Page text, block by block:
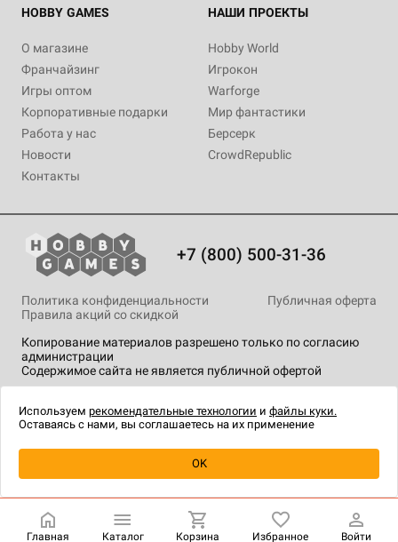
Купить| 1 490 ₽
HOBBY GAMES
О магазине
Франчайзинг
Игры оптом
Корпоративные подарки
Работа у нас
Новости
Контакты
НАШИ ПРОЕКТЫ
Hobby World
Игрокон
Warforge
Мир фантастики
Берсерк
CrowdRepublic
+7 (800) 500-31-36
Копирование материалов разрешено только по согласию
администрации
Содержимое сайта не является публичной офертой
Политика конфиденциальности
Публичная оферта
Правила акций со скидкой
технологии.
Главная Каталог Корзина Избранное Войти
Используем рекомендательные технологии и файлы куки.
Оставаясь с нами, вы соглашаетесь на их применение
OK